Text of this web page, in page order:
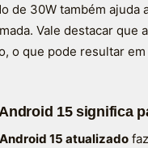
de 30W também ajuda
Vale destacar que
o que pode resultar
15 significa
Android 15 atualizado